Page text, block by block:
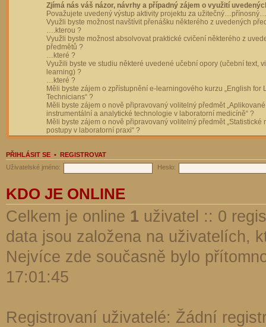
Zjímá nás váš názor, návrhy a případný zájem o využití
Považujete uvedený výstup aktivity projektu za
Využli byste možnost navštívit přenášku některého z uvedených
….kterou ?
Využli byste možnost absolvovat praktické cvičení některého z
předmětů ?
…které ?
Využili byste ve studiu některé uvedené učební opory (učební text,
learning) ?
…které ?
Měli byste zájem o zpřístupnění e-learningového kurzu „English for
Technicians“ ?
Měli byste zájem o nově připravovaný volitelný předmět „Aplikované
instrumentální a analytické technologie v laboratorní medicíně“ ?
Měli byste zájem o nově připravovaný volitelný předmět „Statistické
postupy v laboratorní praxi“ ?
PŘIHLÁSIT SE • REGISTROVAT
Uživatelské jméno:
Heslo:
KDO JE ONLINE
Celkem je online 1 uživatel :: 0
data jsou založena na uživatelích,
Nejvíce zde současně bylo
17:01:45
Registrovaní uživatelé: Žádní